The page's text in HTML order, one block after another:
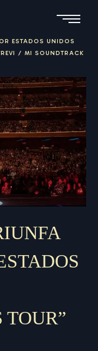
ESTADOS UNIDOS
/ MI SOUNDTRACK
TOUR”